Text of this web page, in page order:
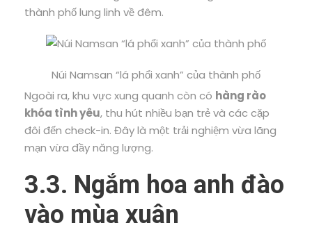
thành phố lung linh về đêm.
Núi Namsan “lá phổi xanh” của thành phố
Ngoài ra, khu vực xung quanh còn có hàng rào
khóa tình yêu, thu hút nhiều bạn trẻ và các cặp
đôi đến check-in. Đây là một trải nghiệm vừa lãng
mạn vừa đầy năng lượng.
3.3. Ngắm hoa anh đào
vào mùa xuân